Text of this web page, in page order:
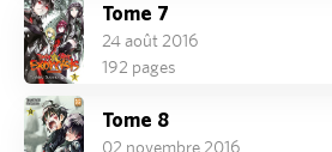
Tome 7
24 août 2016
192 pages
Tome 8
02 novembre 2016